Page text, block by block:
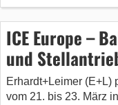
ICE Europe –
und
Erhardt+Leimer (E+L)
vom 21. bis 23. März